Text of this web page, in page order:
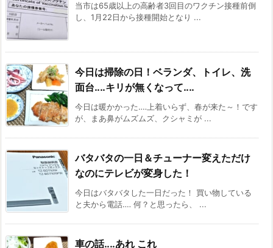
当市は65歳以上の高齢者3回目のワクチン接種前倒
し、1月22日から接種開始となり ...
今日は掃除の日！ベランダ、トイレ、洗
面台‥‥キリが無くなって‥‥
今日は暖かかった‥‥上着いらず、春が来た～！です
が、まあ鼻がムズムズ、クシャミが ...
バタバタの一日＆チューナー変えただけ
なのにテレビが変身した！
今日はバタバタした一日だった！ 買い物している
と夫から電話‥‥ 何？と思ったら、 ...
車の話‥‥あれ これ